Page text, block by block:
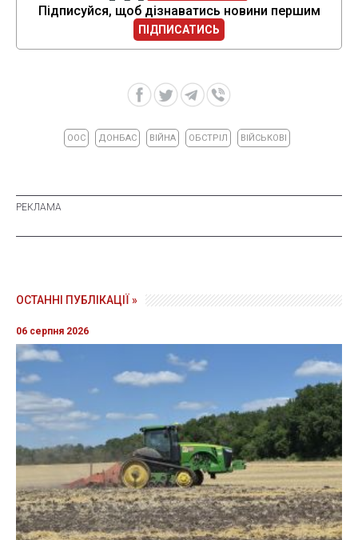
Підписуйся, щоб дізнаватись новини першим
ПІДПИСАТИСЬ
ООС ДОНБАС ВІЙНА ОБСТРІЛ ВІЙСЬКОВІ
ОСТАННІ ПУБЛІКАЦІЇ »
06 серпня 2026